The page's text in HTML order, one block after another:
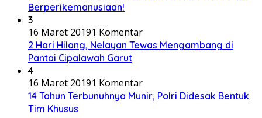
Berperikemanusiaan!
3
16 Maret 20191 Komentar
2 Hari Hilang, Nelayan Tewas Mengambang di
Pantai Cipalawah Garut
4
16 Maret 20191 Komentar
14 Tahun Terbunuhnya Munir, Polri Didesak Bentuk
Tim Khusus